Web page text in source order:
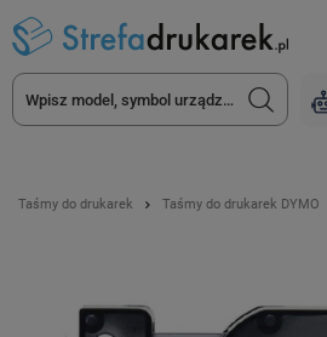
Taśmy do drukarek Taśmy do drukarek DYMO